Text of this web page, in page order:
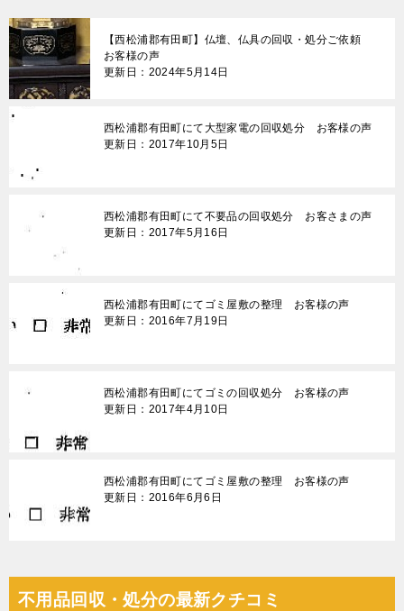
ゲ
ー
シ
【西松浦郡有田町】仏壇、仏具の回収・処分ご依頼
お客様の声
更新日：2024年5月14日
西松浦郡有田町にて大型家電の回収処分 お客様の声
更新日：2017年10月5日
西松浦郡有田町にて不要品の回収処分 お客さまの声
更新日：2017年5月16日
西松浦郡有田町にてゴミ屋敷の整理 お客様の声
更新日：2016年7月19日
西松浦郡有田町にてゴミの回収処分 お客様の声
更新日：2017年4月10日
西松浦郡有田町にてゴミ屋敷の整理 お客様の声
更新日：2016年6月6日
不用品回収・処分の最新クチコミ